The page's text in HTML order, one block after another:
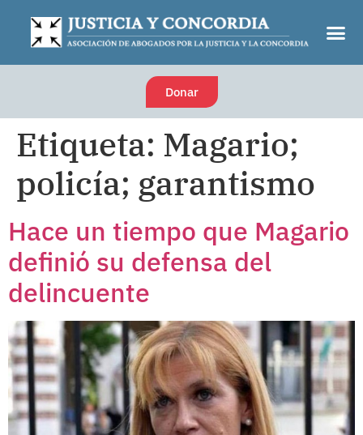
Donar
Etiqueta: Magario;
policía; garantismo
Hace un tiempo que Magario
definió su defensa del
delincuente